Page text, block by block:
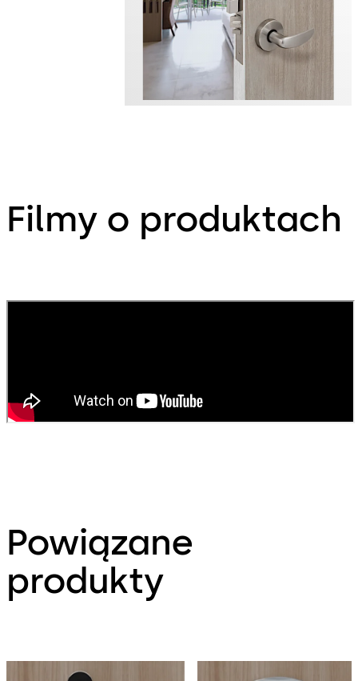
Filmy o produktach
Powiązane
produkty